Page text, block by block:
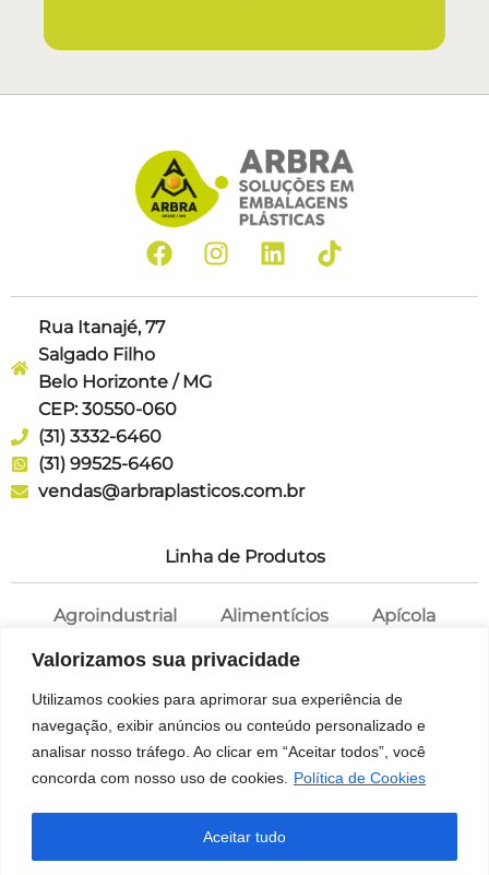
Valorizamos sua privacidade
Utilizamos cookies para aprimorar sua experiência de
navegação, exibir anúncios ou conteúdo personalizado e
analisar nosso tráfego. Ao clicar em “Aceitar todos”, você
concorda com nosso uso de cookies.
Política de Cookies
Aceitar tudo
Rua Itanajé, 77
Salgado Filho
Belo Horizonte / MG
CEP: 30550-060
(31) 3332-6460
(31) 99525-6460
vendas@arbraplasticos.com.br
Linha de Produtos
Agroindustrial Alimentícios
Apícola
Farmácia